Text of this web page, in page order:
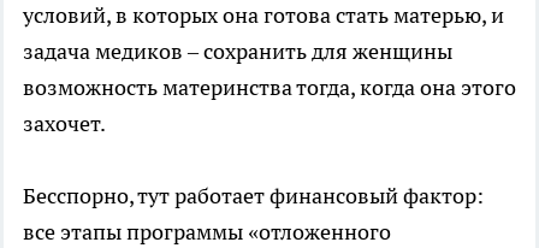
условий, в которых она готова стать матерью, и
задача медиков – сохранить для женщины
возможность материнства тогда, когда она этого
захочет.
Бесспорно, тут работает финансовый фактор:
все этапы программы «отложенного